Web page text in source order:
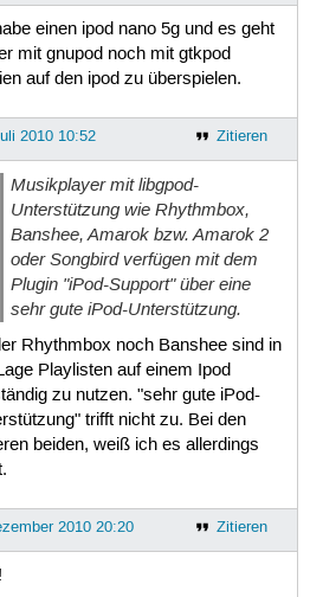
einen ipod nano 5g und es geht
mit gnupod noch mit gtkpod
auf den ipod zu überspielen.
Zitieren
2010 10:52
Musikplayer mit libgpod-
Unterstützung wie Rhythmbox,
Banshee, Amarok bzw. Amarok 2
oder Songbird verfügen mit dem
Plugin "iPod-Support" über eine
sehr gute iPod-Unterstützung.
Rhythmbox noch Banshee sind in
Playlisten auf einem Ipod
zu nutzen. "sehr gute iPod-
trifft nicht zu. Bei den
beiden, weiß ich es allerdings
Zitieren
2010 20:20